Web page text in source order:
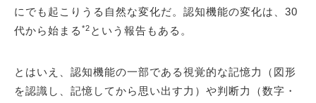
にでも起こりうる自然な変化だ。認知機能の変化は、30
代から始まる *2 という報告もある。
とはいえ、認知機能の一部である視覚的な記憶力（図形
を認識し、記憶してから思い出す力）や判断力（数字・